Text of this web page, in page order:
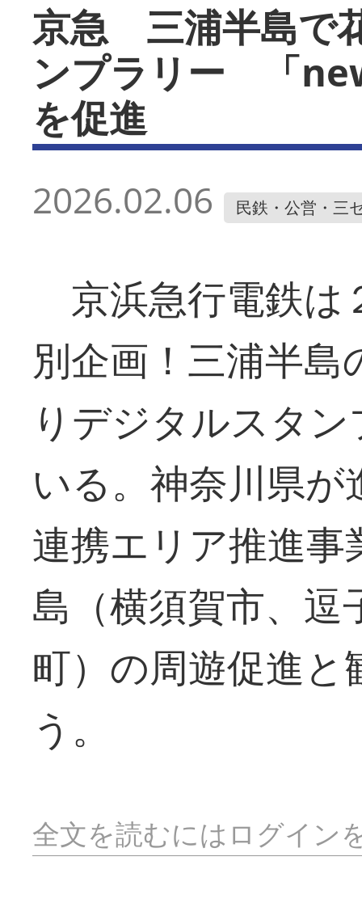
京急 三浦半島で
ンプラリー 「
を促進
2026.02.06 民鉄・公営・三
京浜急行電鉄は
別企画！三浦半
りデジタルスタ
いる。神奈川県
連携エリア推進
島（横須賀市、逗
町）の周遊促進
う。
全文を読むにはログイン